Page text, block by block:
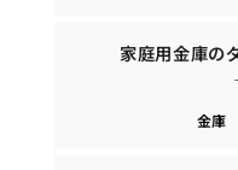
家庭用金庫の
金庫